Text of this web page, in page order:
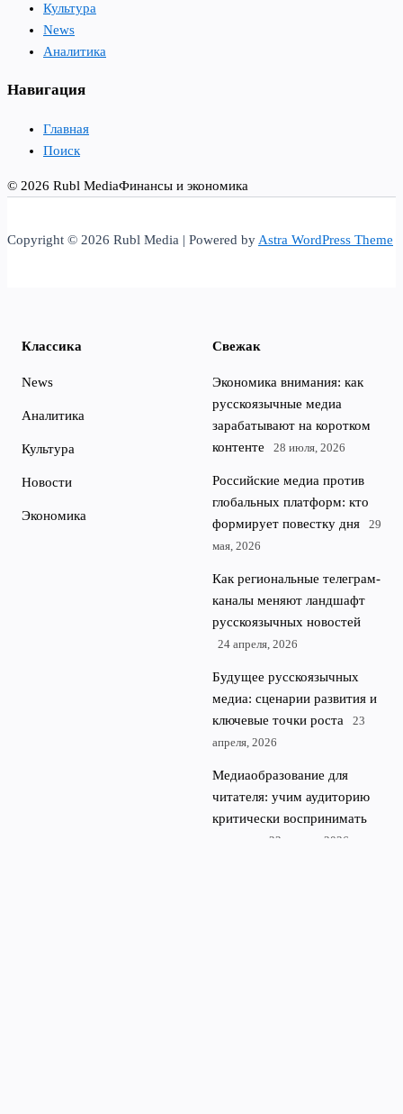
Культура
News
Аналитика
Навигация
Главная
Поиск
© 2026 Rubl MediaФинансы и экономика
Copyright © 2026 Rubl Media | Powered by Astra WordPress Theme
Классика
News
Аналитика
Культура
Новости
Экономика
Свежак
Экономика внимания: как
русскоязычные медиа
зарабатывают на коротком
контенте
28 июля, 2026
Российские медиа против
глобальных платформ: кто
формирует повестку дня
29
мая, 2026
Как региональные телеграм-
каналы меняют ландшафт
русскоязычных новостей
24 апреля, 2026
Будущее русскоязычных
медиа: сценарии развития и
ключевые точки роста
23
апреля, 2026
Медиаобразование для
читателя: учим аудиторию
критически воспринимать
22 апреля, 2026